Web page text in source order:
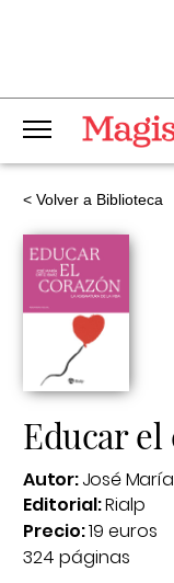
< Volver a Biblioteca
Educar
Autor:José
Editorial:Rialp
Precio:19 euros
324 páginas